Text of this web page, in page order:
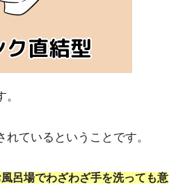
ているということです。
呂場でわざわざ手を洗っても意